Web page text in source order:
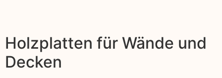
Holzplatten für Wände und
Decken